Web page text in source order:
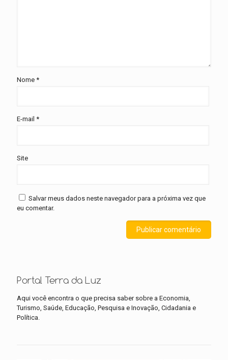
Nome *
E-mail *
Site
Salvar meus dados neste navegador para a próxima vez que
eu comentar.
Portal Terra da Luz
Aqui você encontra o que precisa saber sobre a Economia,
Turismo, Saúde, Educação, Pesquisa e Inovação, Cidadania e
Política.